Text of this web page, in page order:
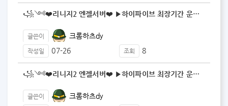
꧁༺❤️리니지2 엔젤서버❤️ ▶️하이파이브 최장기간 운…
글쓴이 크롬하츠dy
작성일 07-26 조회 8
꧁༺❤️리니지2 엔젤서버❤️ ▶️하이파이브 최장기간 운…
글쓴이 크롬하츠dy